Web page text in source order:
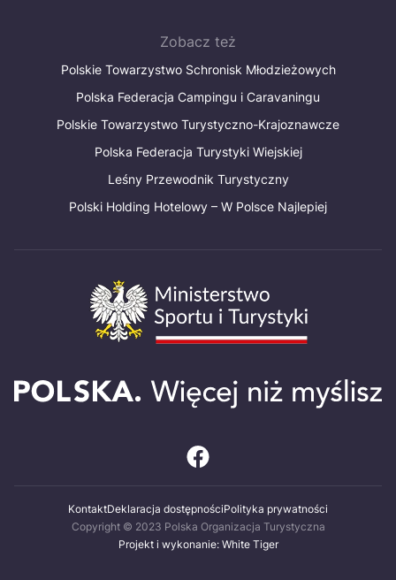
Zobacz też
Polskie Towarzystwo Schronisk Młodzieżowych
Polska Federacja Campingu i Caravaningu
Polskie Towarzystwo Turystyczno-Krajoznawcze
Polska Federacja Turystyki Wiejskiej
Leśny Przewodnik Turystyczny
Polski Holding Hotelowy – W Polsce Najlepiej
KontaktDeklaracja dostępnościPolityka prywatności
Copyright © 2023 Polska Organizacja Turystyczna
Projekt i wykonanie: White Tiger